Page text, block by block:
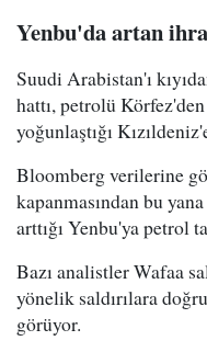
Yenbu'da artan
Suudi Arabistan'ı
hattı, petrolü
yoğunlaştığı
Bloomberg verilerine
kapanmasından bu
arttığı Yenbu'ya petrol
Bazı analistler Wafaa
yönelik saldırılara
görüyor.